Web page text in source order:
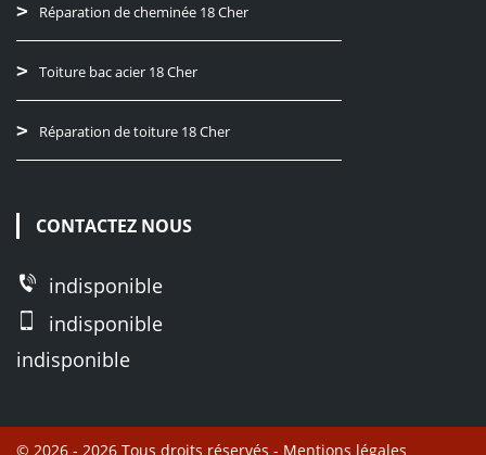
Réparation de cheminée 18 Cher
Toiture bac acier 18 Cher
Réparation de toiture 18 Cher
CONTACTEZ NOUS
indisponible
indisponible
indisponible
© 2026 - 2026 Tous droits réservés - Mentions légales